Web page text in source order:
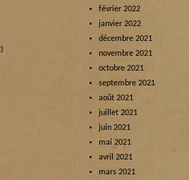
février 2022
janvier 2022
décembre 2021
novembre 2021
octobre 2021
septembre 2021
août 2021
juillet 2021
juin 2021
mai 2021
avril 2021
mars 2021